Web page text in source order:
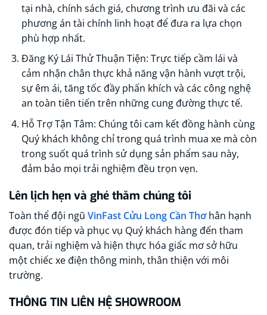
tại nhà, chính sách giá, chương trình ưu đãi và các
phương án tài chính linh hoạt để đưa ra lựa chọn
phù hợp nhất.
Đăng Ký Lái Thử Thuận Tiện: Trực tiếp cầm lái và
cảm nhận chân thực khả năng vận hành vượt trội,
sự êm ái, tăng tốc đầy phấn khích và các công nghệ
an toàn tiên tiến trên những cung đường thực tế.
Hỗ Trợ Tận Tâm: Chúng tôi cam kết đồng hành cùng
Quý khách không chỉ trong quá trình mua xe mà còn
trong suốt quá trình sử dụng sản phẩm sau này,
đảm bảo mọi trải nghiệm đều trọn vẹn.
Lên lịch hẹn và ghé thăm chúng tôi
Toàn thể đội ngũ VinFast Cửu Long Cần Thơhân hạnh
được đón tiếp và phục vụ Quý khách hàng đến tham
quan, trải nghiệm và hiện thực hóa giấc mơ sở hữu
một chiếc xe điện thông minh, thân thiện với môi
trường.
THÔNG TIN LIÊN HỆ SHOWROOM